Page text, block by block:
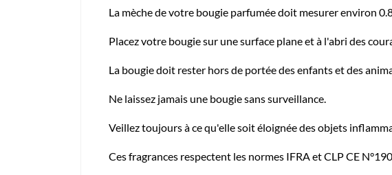
La mèche de votre bougie parfumée doit mesurer environ
Placez votre bougie sur une surface plane et à l'abri des
La bougie doit rester hors de portée des enfants et des
Ne laissez jamais une bougie sans surveillance.
Veillez toujours à ce qu'elle soit éloignée des objets
Ces fragrances respectent les normes IFRA et CLP CE